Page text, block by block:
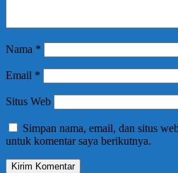
Nama *
Email *
Situs Web
Simpan nama, email, dan situs
untuk komentar saya berikutnya.